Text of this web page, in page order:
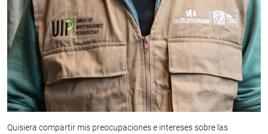
Quisiera compartir mis preocupaciones e intereses sobre las